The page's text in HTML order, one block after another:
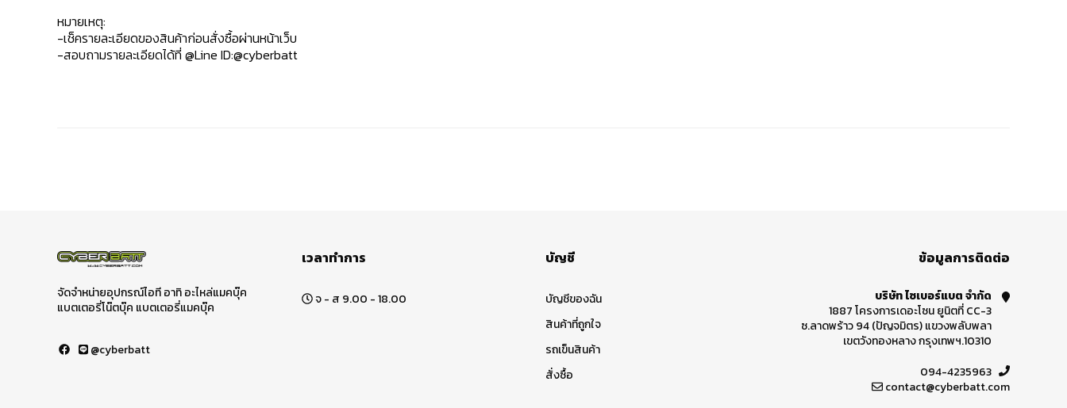
หมายเหตุ:
-เช็ครายละเอียดของสินค้าก่อนสั่งซื้อผ่านหน้าเว็บ
-สอบถามรายละเอียดได้ที่ @Line ID:@cyberbatt
จัดจำหน่ายอุปกรณ์ไอที อาทิ อะไหล่แมคบุ๊ค
แบตเตอรี่โน๊ตบุ๊ค แบตเตอรี่แมคบุ๊ค
@cyberbatt
เวลาทำการ
จ - ส 9.00 - 18.00
บัญชี
บัญชีของฉัน
สินค้าที่ถูกใจ
รถเข็นสินค้า
สั่งซื้อ
ข้อมูลการติดต่อ
บริษัท ไซเบอร์แบต จำกัด
1887 โครงการเดอะโซน ยูนิตที่ CC-3
ซ.ลาดพร้าว 94 (ปัญจมิตร) แขวงพลับพลา
เขตวังทองหลาง กรุงเทพฯ.10310
094-4235963
contact@cyberbatt.com